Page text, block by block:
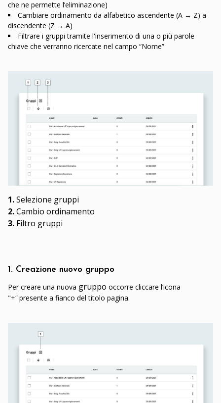
che ne permette l’eliminazione)
Cambiare ordinamento da alfabetico ascendente (A → Z) a
discendente (Z → A)
Filtrare i gruppi tramite l'inserimento di una o più parole
chiave che verranno ricercate nel campo “Nome”
1.Selezione gruppi
2.Cambio ordinamento
3. Filtro gruppi
1. Creazione nuovo gruppo
Per creare una nuova gruppo occorre cliccare l’icona
"+"presente a fianco del titolo pagina.